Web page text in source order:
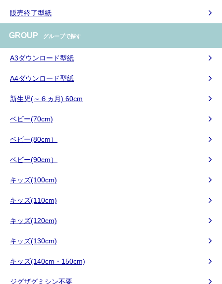
販売終了型紙
GROUP グループで探す
A3ダウンロード型紙
A4ダウンロード型紙
新生児(～６ヵ月) 60cm
ベビー(70cm)
ベビー(80cm）
ベビー(90cm）
キッズ(100cm)
キッズ(110cm)
キッズ(120cm)
キッズ(130cm)
キッズ(140cm・150cm)
ジグザグミシン不要